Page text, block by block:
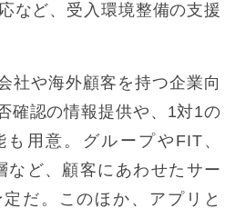
など、受入環境整備の支援
社や海外顧客を持つ企業向
確認の情報提供や、1対1の
用意。グループやFIT、
など、顧客にあわせたサー
だ。このほか、アプリと